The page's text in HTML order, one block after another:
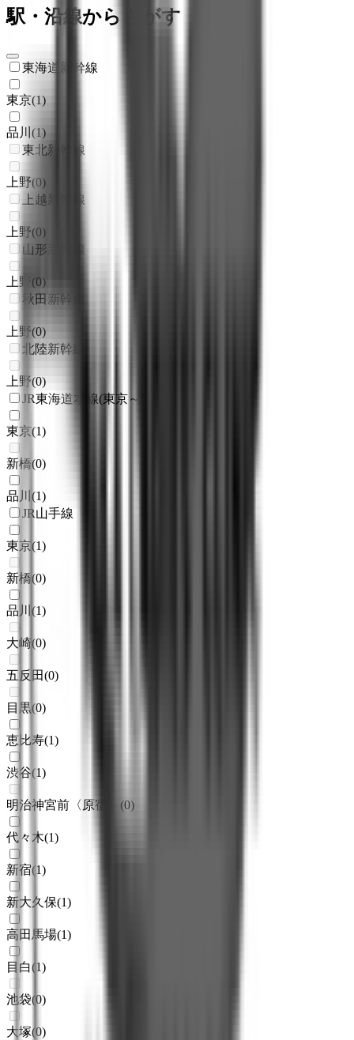
駅・沿線からさがす
東海道新幹線
東京(1)
品川 (1)
東北新幹線
上野(0)
上越新幹線
上野(0)
山形新幹線
上野(0)
秋田新幹線
上野(0)
北陸新幹線
上野(0)
JR東海道本線(東京～熱海)
東京(1)
新橋(0)
品川 (1)
JR山手線
東京(1)
新橋(0)
品川 (1)
大崎(0)
五反田(0)
目黒(0)
恵比寿(1)
渋谷(1)
明治神宮前〈原宿〉 (0)
代々木(1)
新宿(1)
新大久保(1)
高田馬場(1)
目白(1)
池袋(0)
大塚(0)